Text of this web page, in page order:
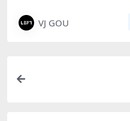
VJ GOU